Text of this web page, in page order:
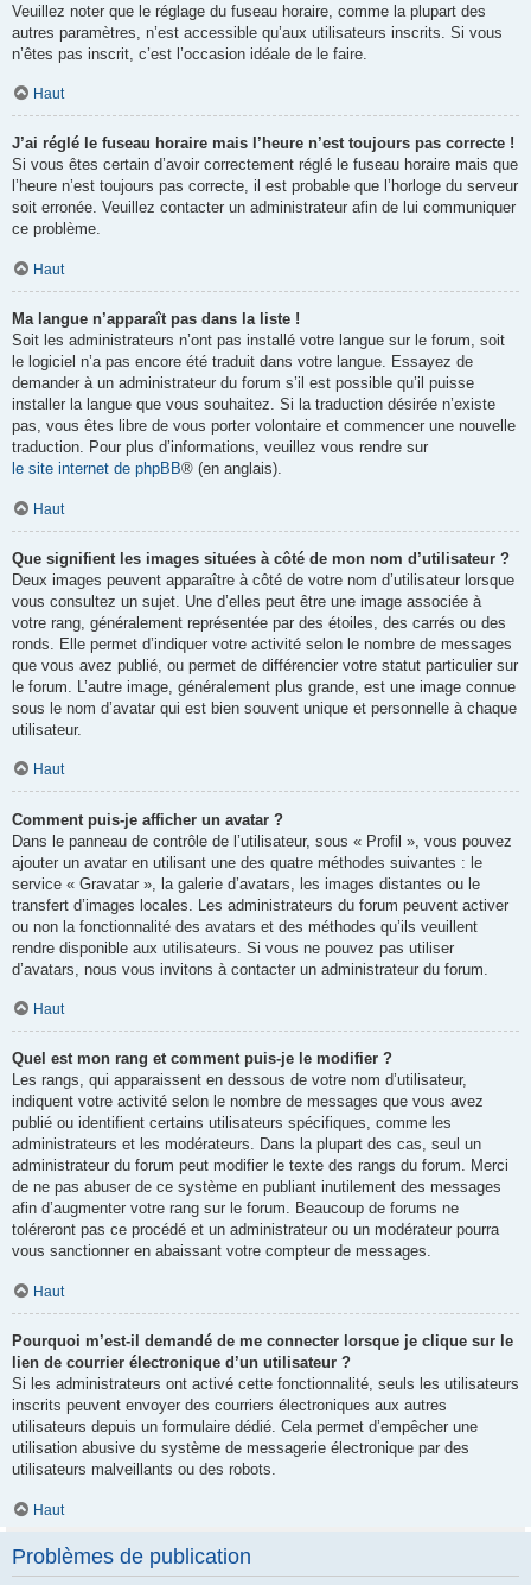
Veuillez noter que le réglage du fuseau horaire, comme la plupart des
autres paramètres, n’est accessible qu’aux utilisateurs inscrits. Si vous
n’êtes pas inscrit, c’est l’occasion idéale de le faire.
Haut
J’ai réglé le fuseau horaire mais l’heure n’est toujours pas correcte !
Si vous êtes certain d’avoir correctement réglé le fuseau horaire mais que
l’heure n’est toujours pas correcte, il est probable que l’horloge du serveur
soit erronée. Veuillez contacter un administrateur afin de lui communiquer
ce problème.
Haut
Ma langue n’apparaît pas dans la liste !
Soit les administrateurs n’ont pas installé votre langue sur le forum, soit
le logiciel n’a pas encore été traduit dans votre langue. Essayez de
demander à un administrateur du forum s’il est possible qu’il puisse
installer la langue que vous souhaitez. Si la traduction désirée n’existe
pas, vous êtes libre de vous porter volontaire et commencer une nouvelle
traduction. Pour plus d’informations, veuillez vous rendre sur
le site internet de phpBB® (en anglais).
Haut
Que signifient les images situées à côté de mon nom d’utilisateur ?
Deux images peuvent apparaître à côté de votre nom d’utilisateur lorsque
vous consultez un sujet. Une d’elles peut être une image associée à
votre rang, généralement représentée par des étoiles, des carrés ou des
ronds. Elle permet d’indiquer votre activité selon le nombre de messages
que vous avez publié, ou permet de différencier votre statut particulier sur
le forum. L’autre image, généralement plus grande, est une image connue
sous le nom d’avatar qui est bien souvent unique et personnelle à chaque
utilisateur.
Haut
Comment puis-je afficher un avatar ?
Dans le panneau de contrôle de l’utilisateur, sous « Profil », vous pouvez
ajouter un avatar en utilisant une des quatre méthodes suivantes : le
service « Gravatar », la galerie d’avatars, les images distantes ou le
transfert d’images locales. Les administrateurs du forum peuvent activer
ou non la fonctionnalité des avatars et des méthodes qu’ils veuillent
rendre disponible aux utilisateurs. Si vous ne pouvez pas utiliser
d’avatars, nous vous invitons à contacter un administrateur du forum.
Haut
Quel est mon rang et comment puis-je le modifier ?
Les rangs, qui apparaissent en dessous de votre nom d’utilisateur,
indiquent votre activité selon le nombre de messages que vous avez
publié ou identifient certains utilisateurs spécifiques, comme les
administrateurs et les modérateurs. Dans la plupart des cas, seul un
administrateur du forum peut modifier le texte des rangs du forum. Merci
de ne pas abuser de ce système en publiant inutilement des messages
afin d’augmenter votre rang sur le forum. Beaucoup de forums ne
toléreront pas ce procédé et un administrateur ou un modérateur pourra
vous sanctionner en abaissant votre compteur de messages.
Haut
Pourquoi m’est-il demandé de me connecter lorsque je clique sur le
lien de courrier électronique d’un utilisateur ?
Si les administrateurs ont activé cette fonctionnalité, seuls les utilisateurs
inscrits peuvent envoyer des courriers électroniques aux autres
utilisateurs depuis un formulaire dédié. Cela permet d’empêcher une
utilisation abusive du système de messagerie électronique par des
utilisateurs malveillants ou des robots.
Haut
Problèmes de publication